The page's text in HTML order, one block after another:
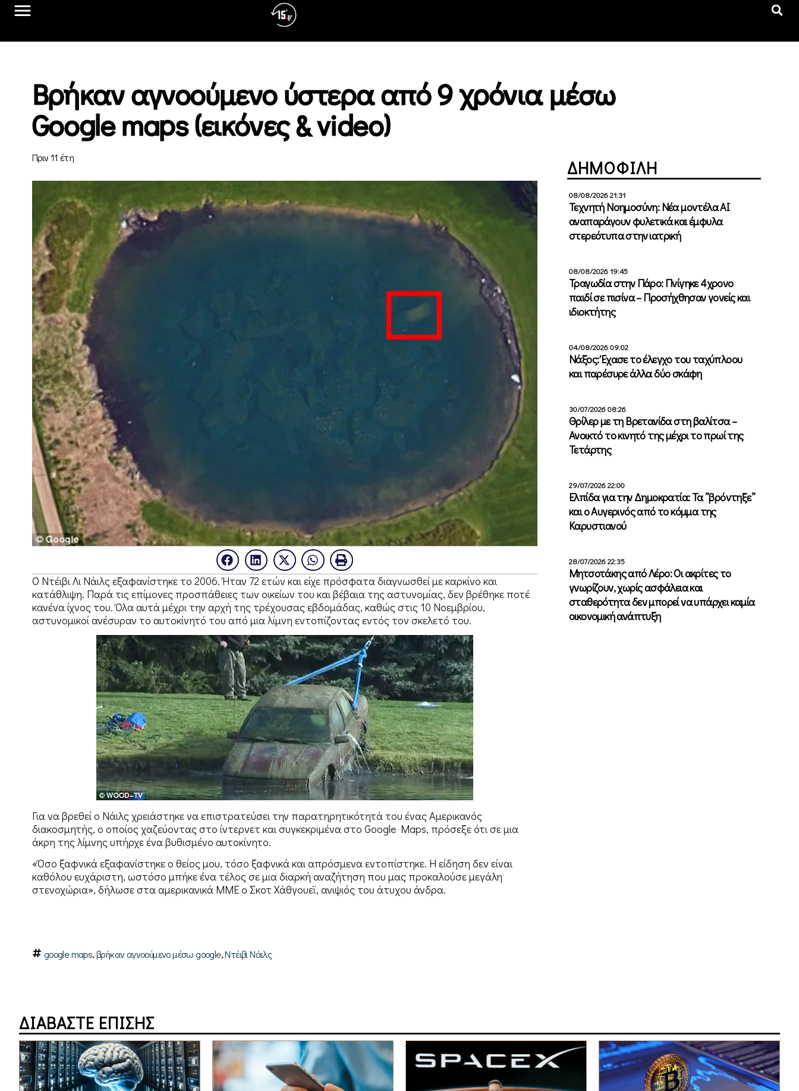
Βρήκαν αγνοούμενο ύστερα από 9 χρόνια μέσω
Google maps (εικόνες & video)
Πριν 11 έτη
O Ντέιβι Λι Νάιλς εξαφανίστηκε το 2006. Ήταν 72 ετών και είχε πρόσφατα διαγνωσθεί με καρκίνο και
κατάθλιψη. Παρά τις επίμονες προσπάθειες των οικείων του και βέβαια της αστυνομίας, δεν βρέθηκε ποτέ
κανένα ίχνος του. Όλα αυτά μέχρι την αρχή της τρέχουσας εβδομάδας, καθώς στις 10 Νοεμβρίου,
αστυνομικοί ανέσυραν το αυτοκίνητό του από μια λίμνη εντοπίζοντας εντός τον σκελετό του.
Για να βρεθεί ο Νάιλς χρειάστηκε να επιστρατεύσει την παρατηρητικότητά του ένας Αμερικανός
διακοσμητής, ο οποίος χαζεύοντας στο ίντερνετ και συγκεκριμένα στο Google Maps, πρόσεξε ότι σε μια
άκρη της λίμνης υπήρχε ένα βυθισμένο αυτοκίνητο.
«Όσο ξαφνικά εξαφανίστηκε ο θείος μου, τόσο ξαφνικά και απρόσμενα εντοπίστηκε. Η είδηση δεν είναι
καθόλου ευχάριστη, ωστόσο μπήκε ένα τέλος σε μια διαρκή αναζήτηση που μας προκαλούσε μεγάλη
στενοχώρια», δήλωσε στα αμερικανικά ΜΜΕ ο Σκοτ Χάθγουεϊ, ανιψιός του άτυχου άνδρα.
google maps,βρήκαν αγνοούμενο μέσω google,Ντέιβι Νάιλς
ΔΗΜΟΦΙΛΗ
08/08/2026 21:31
Τεχνητή Νοημοσύνη: Νέα μοντέλα ΑΙ
αναπαράγουν φυλετικά και έμφυλα
στερεότυπα στην ιατρική
08/08/2026 19:45
Τραγωδία στην Πάρο: Πνίγηκε 4χρονο
παιδί σε πισίνα – Προσήχθησαν γονείς και
ιδιοκτήτης
04/08/2026 09:02
Νάξος: Έχασε το έλεγχο του ταχύπλοου
και παρέσυρε άλλα δύο σκάφη
30/07/2026 08:26
Θρίλερ με τη Βρετανίδα στη βαλίτσα –
Ανοικτό το κινητό της μέχρι το πρωί της
Τετάρτης
29/07/2026 22:00
Ελπίδα για την Δημοκρατία: Τα ”βρόντηξε”
και ο Αυγερινός από το κόμμα της
Καρυστιανού
28/07/2026 22:35
Μητσοτάκης από Λέρο: Οι ακρίτες το
γνωρίζουν, χωρίς ασφάλεια και
σταθερότητα δεν μπορεί να υπάρχει καμία
οικονομική ανάπτυξη
ΔΙΑΒΑΣΤΕ ΕΠΙΣΗΣ